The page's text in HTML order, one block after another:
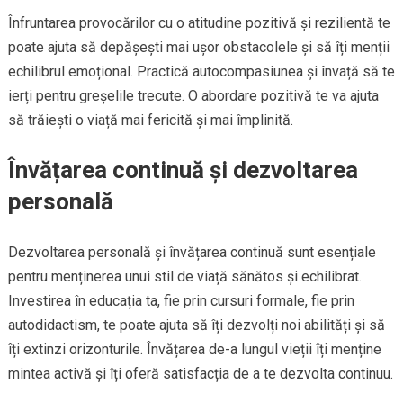
Înfruntarea provocărilor cu o atitudine pozitivă și rezilientă te
poate ajuta să depășești mai ușor obstacolele și să îți menții
echilibrul emoțional. Practică autocompasiunea și învață să te
ierți pentru greșelile trecute. O abordare pozitivă te va ajuta
să trăiești o viață mai fericită și mai împlinită.
Învățarea continuă și dezvoltarea
personală
Dezvoltarea personală și învățarea continuă sunt esențiale
pentru menținerea unui stil de viață sănătos și echilibrat.
Investirea în educația ta, fie prin cursuri formale, fie prin
autodidactism, te poate ajuta să îți dezvolți noi abilități și să
îți extinzi orizonturile. Învățarea de-a lungul vieții îți menține
mintea activă și îți oferă satisfacția de a te dezvolta continuu.